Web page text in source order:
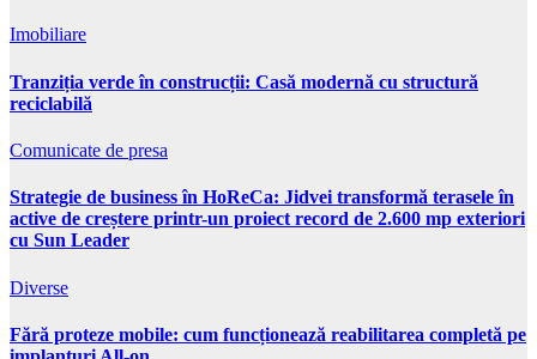
Imobiliare
Tranziția verde în construcții: Casă modernă cu structură
reciclabilă
Comunicate de presa
Strategie de business în HoReCa: Jidvei transformă terasele în
active de creștere printr-un proiect record de 2.600 mp exteriori
cu Sun Leader
Diverse
Fără proteze mobile: cum funcționează reabilitarea completă pe